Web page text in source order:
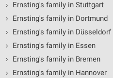
›
Ernsting's family in Stuttgart
›
Ernsting's family in Dortmund
›
Ernsting's family in Düsseldorf
›
Ernsting's family in Essen
›
Ernsting's family in Bremen
›
Ernsting's family in Hannover